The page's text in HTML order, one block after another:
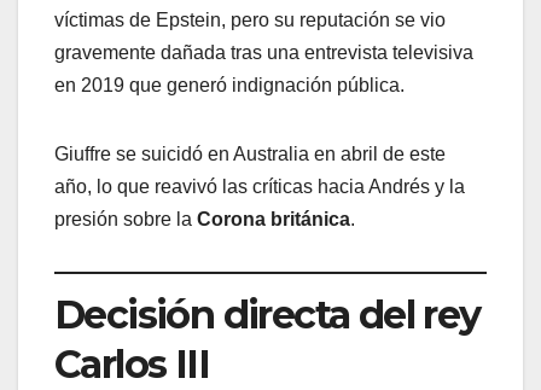
víctimas de Epstein, pero su reputación se vio
gravemente dañada tras una entrevista televisiva
en 2019 que generó indignación pública.
Giuffre se suicidó en Australia en abril de este
año, lo que reavivó las críticas hacia Andrés y la
presión sobre la Corona británica.
Decisión directa del rey
Carlos III